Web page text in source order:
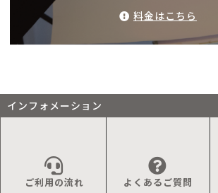
料金はこちら
インフォメーション
ご利用の流れ よくあるご質問